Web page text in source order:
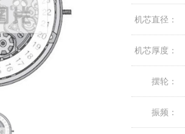
机芯直径：
机芯厚度：
摆轮：
振频：